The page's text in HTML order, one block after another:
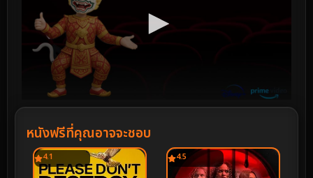
หนังฟรีที่คุณอาจจะชอบ
4.1 4.5